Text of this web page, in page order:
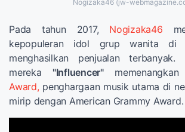
Nogizaka46 (jw-
Pada tahun 2017, Nogizaka46
kepopuleran idol grup wanita di
menghasilkan penjualan
mereka "Influencer"memenangkan
Award, penghargaan musik utama di
mirip dengan American Grammy Award.